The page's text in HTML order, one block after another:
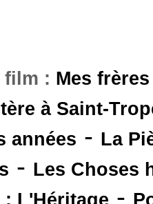
film : Mes
à Saint-
années - La
- Les Choses
: L'Héritage -